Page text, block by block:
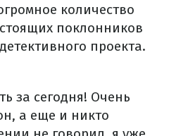
количество
поклонников
проекта.
за сегодня! Очень
а еще и никто